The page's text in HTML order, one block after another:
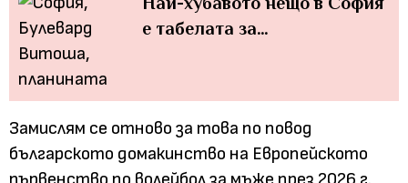
е табелата за…
Замислям се отново за това по повод
българското домакинство на Европейското